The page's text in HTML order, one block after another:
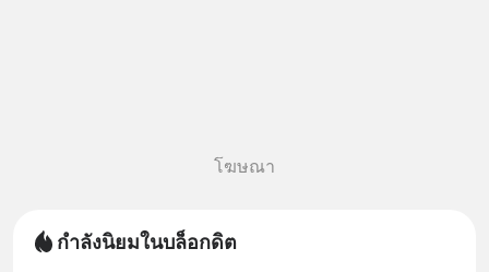
โฆษณา
กำลังนิยมในบล็อกดิต